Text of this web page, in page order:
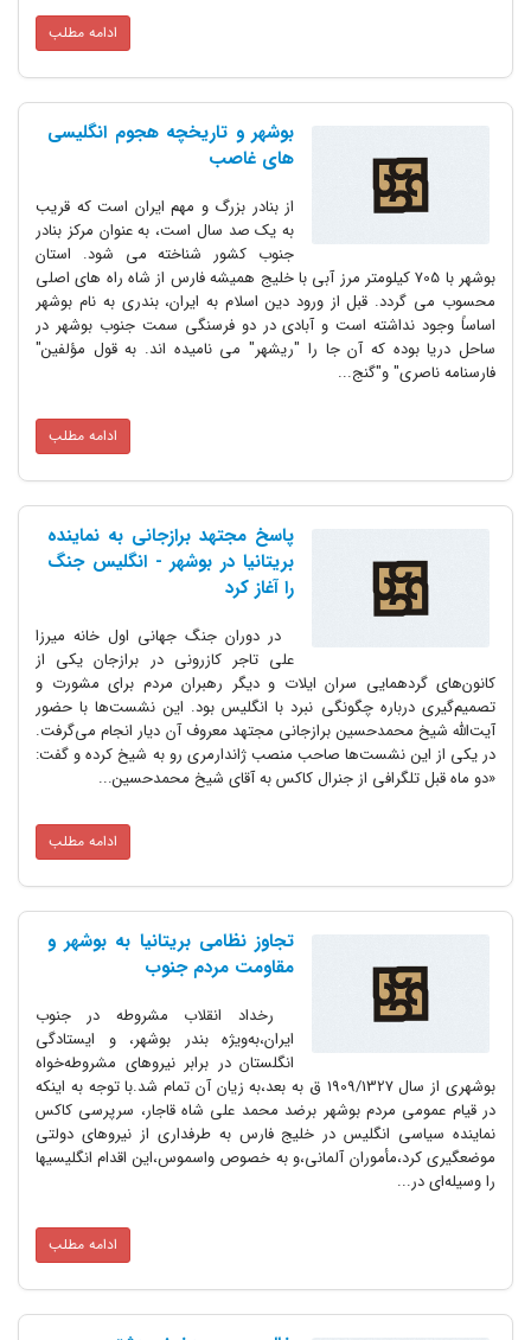
ادامه مطلب
بوشهر و تاریخچه هجوم انگلیسی
های غاصب
از بنادر بزرگ و مهم ایران است که قریب
به یک صد سال است، به عنوان مرکز بنادر
جنوب کشور شناخته می شود. استان
بوشهر با 705 کیلومتر مرز آبی با خلیج همیشه فارس از شاه راه های اصلی
محسوب می گردد. قبل از ورود دین اسلام به ایران، بندری به نام بوشهر
اساساً وجود نداشته است و آبادی در دو فرسنگی سمت جنوب بوشهر در
ساحل دریا بوده که آن جا را "ریشهر" می نامیده اند. به قول مؤلفین"
فارسنامه ناصری" و"گنج...
ادامه مطلب
پاسخ مجتهد برازجانی به نماینده
بریتانیا در بوشهر - انگلیس جنگ
را آغاز کرد
در دوران جنگ جهانی اول خانه میرزا
علی تاجر کازرونی در برازجان یکی از
کانون‌های گردهمایی سران ایلات و دیگر رهبران مردم برای مشورت و
تصمیم‌گیری درباره چگونگی نبرد با انگلیس بود. این نشست‌ها با حضور
آیت‌الله شیخ محمدحسین برازجانی مجتهد معروف آن دیار انجام می‌گرفت.
در یکی از این نشست‌ها صاحب منصب ژاندارمری رو به شیخ کرده و گفت:
«دو ماه قبل تلگرافی از جنرال کاکس به آقای شیخ محمدحسین...
ادامه مطلب
تجاوز نظامی بریتانیا به بوشهر و
مقاومت مردم جنوب
رخداد انقلاب مشروطه در جنوب
ایران،به‌ویژه بندر بوشهر، و ایستادگی
انگلستان‌ در برابر نیروهای مشروطه‌خواه
بوشهری از سال 1909/1327 ق به بعد،به زیان آن‌ تمام شد.با توجه به اینکه
در قیام عمومی مردم بوشهر برضد محمد علی شاه قاجار، سرپرسی کاکس
نماینده سیاسی انگلیس در خلیج فارس به طرفداری از نیروهای‌ دولتی
موضعگیری کرد،مأموران آلمانی،و به خصوص واسموس،این اقدام‌ انگلیسیها
را وسیله‌ای در...
ادامه مطلب